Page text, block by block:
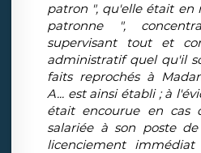
patron ", qu'elle était en
patronne ",
supervisant tout et
administratif quel qu'il
faits reprochés à
A... est ainsi établi ; à
était encourue en cas
salariée à son poste
licenciement